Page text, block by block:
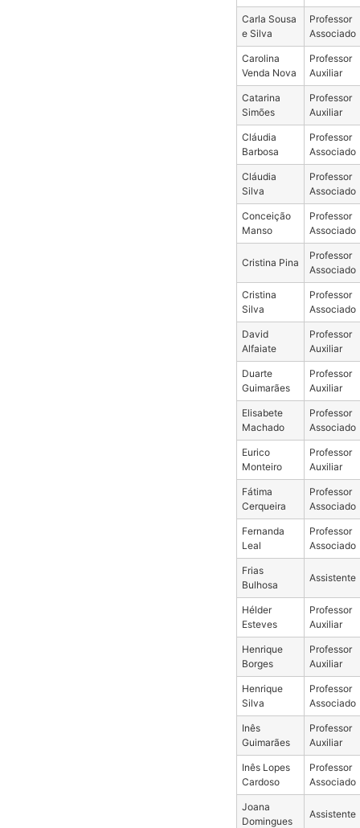
Carla Sousa
e Silva
Professor
Associado
Carolina
Venda Nova
Professor
Auxiliar
Catarina
Simões
Professor
Auxiliar
Cláudia
Barbosa
Professor
Associado
Cláudia
Silva
Professor
Associado
Conceição
Manso
Professor
Associado
Cristina Pina
Professor
Associado
Cristina
Silva
Professor
Associado
David
Alfaiate
Professor
Auxiliar
Duarte
Guimarães
Professor
Auxiliar
Elisabete
Machado
Professor
Associado
Eurico
Monteiro
Professor
Auxiliar
Fátima
Cerqueira
Professor
Associado
Fernanda
Leal
Professor
Associado
Frias
Bulhosa
Assistente
Hélder
Esteves
Professor
Auxiliar
Henrique
Borges
Professor
Auxiliar
Henrique
Silva
Professor
Associado
Inês
Guimarães
Professor
Auxiliar
Inês Lopes
Cardoso
Professor
Associado
Joana
Domingues
Assistente